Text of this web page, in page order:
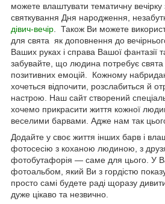
можете влаштувати тематичну
святкування Дня народження,
дівич-вечір . Також Ви можете
для свята як доповнення до
Ваших руках і справа Вашої фантазії
забувайте, що людина потребує
позитивних емоцій. Кожному
хочеться відпочити, розслабиться й
настрою. Наш сайт створений
хочемо прикрасити життя кожної
веселими барвами. Адже нам так цього
Додайте у своє життя інших барв і
фотосесію з коханою людиною, з
фотобутафорія — саме для цього. У
фотоальбом, який Ви з гордістю
просто самі будете раді щоразу
дуже цікаво та незвично.